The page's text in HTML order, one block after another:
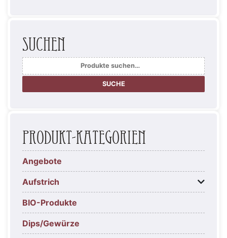
Suchen
Suche
nach:
SUCHE
Produkt-Kategorien
Angebote
Aufstrich
BIO-Produkte
Dips/Gewürze